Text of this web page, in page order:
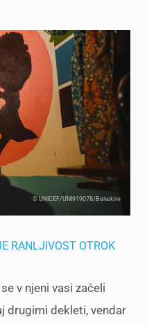
© UNICEF/UNI919078/Benekire
RANLJIVOST OTROK
v njeni vasi začeli
drugimi dekleti, vendar